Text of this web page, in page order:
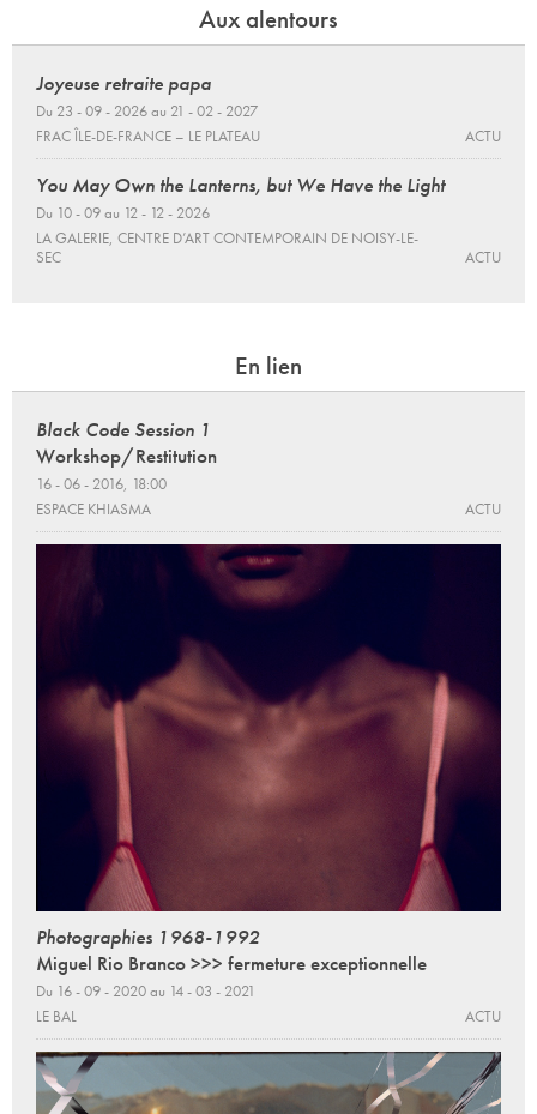
Aux alentours
Joyeuse retraite papa
Du 23 - 09 - 2026 au 21 - 02 - 2027
FRAC ÎLE-DE-FRANCE – LE PLATEAU
ACTU
You May Own the Lanterns, but We Have the Light
Du 10 - 09 au 12 - 12 - 2026
LA GALERIE, CENTRE D’ART CONTEMPORAIN DE NOISY-LE-
SEC
ACTU
En lien
Black Code Session 1
Workshop/Restitution
16 - 06 - 2016, 18:00
ESPACE KHIASMA
ACTU
Photographies 1968-1992
Miguel Rio Branco >>> fermeture exceptionnelle
Du 16 - 09 - 2020 au 14 - 03 - 2021
LE BAL
ACTU